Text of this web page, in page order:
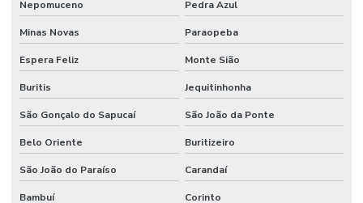
Nepomuceno Pedra Azul
Minas Novas Paraopeba
Espera Feliz Monte Sião
Buritis Jequitinhonha
São Gonçalo do Sapucaí São João da Ponte
Belo Oriente Buritizeiro
São João do Paraíso Carandaí
Bambuí Corinto